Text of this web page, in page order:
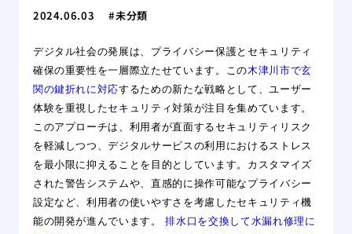
2024.06.03 未分類
デジタル社会の発展は、プライバシー保護とセキュリティ
確保の重要性を一層際立たせています。この木津川市で玄
関の鍵折れに対応するための新たな戦略として、ユーザー
体験を重視したセキュリティ対策が注目を集めています。
このアプローチは、利用者が直面するセキュリティリスク
を軽減しつつ、デジタルサービスの利用におけるストレス
を最小限に抑えることを目的としています。カスタマイズ
された警告システムや、直感的に操作可能なプライバシー
設定など、利用者の使いやすさを考慮したセキュリティ機
能の開発が進んでいます。排水口を交換して水漏れ修理に